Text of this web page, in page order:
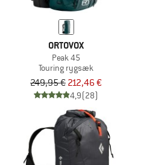
ORTOVOX
Peak 45
Touring rygsæk
249,95 € 212,46 €
4,9(28)